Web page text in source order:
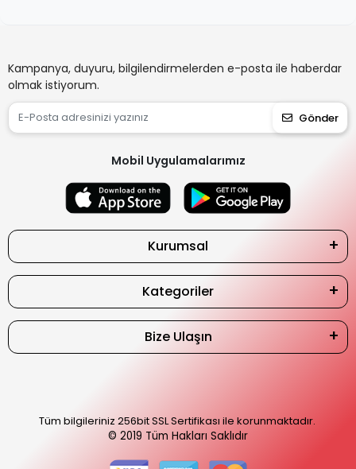
Kampanya, duyuru, bilgilendirmelerden e-posta ile haberdar
olmak istiyorum.
Gönder
Mobil Uygulamalarımız
Kurumsal
Kategoriler
Bize Ulaşın
Tüm bilgileriniz 256bit SSL Sertifikası ile korunmaktadır.
© 2019 Tüm Hakları Saklıdır